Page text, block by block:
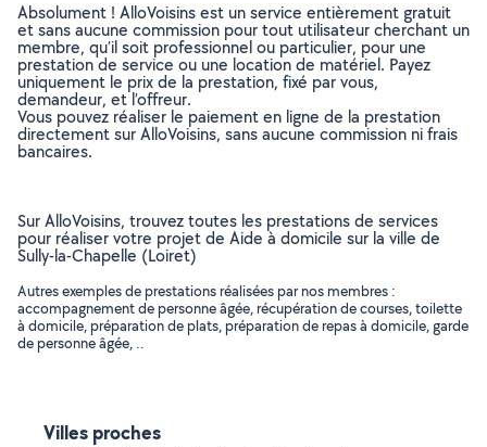
Absolument ! AlloVoisins est un service entièrement gratuit
et sans aucune commission pour tout utilisateur cherchant un
membre, qu’il soit professionnel ou particulier, pour une
prestation de service ou une location de matériel. Payez
uniquement le prix de la prestation, fixé par vous,
demandeur, et l’offreur.
Vous pouvez réaliser le paiement en ligne de la prestation
directement sur AlloVoisins, sans aucune commission ni frais
bancaires.
Sur AlloVoisins, trouvez toutes les prestations de services
pour réaliser votre projet de Aide à domicile sur la ville de
Sully-la-Chapelle (Loiret)
Autres exemples de prestations réalisées par nos membres :
accompagnement de personne âgée, récupération de courses, toilette
à domicile, préparation de plats, préparation de repas à domicile, garde
de personne âgée, ..
Villes proches